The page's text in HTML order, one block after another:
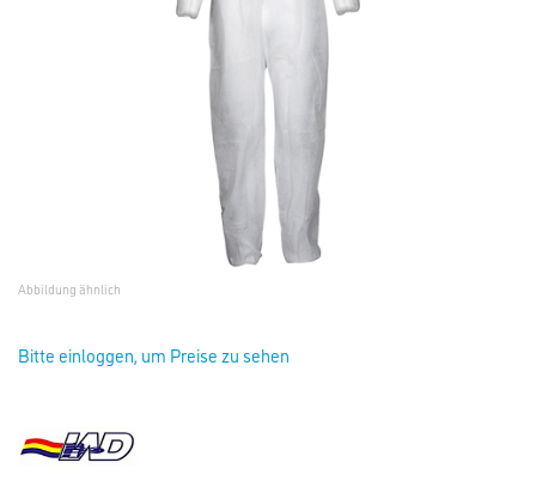
Abbildung ähnlich
Bitte einloggen, um Preise zu sehen